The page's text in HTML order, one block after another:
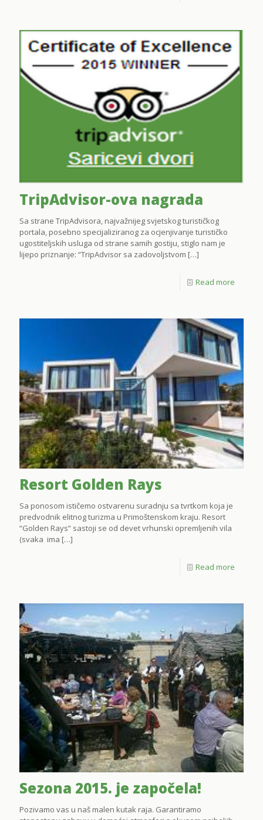
TripAdvisor-ova nagrada
Sa strane TripAdvisora, najvažnijeg svjetskog turističkog
portala, posebno specijaliziranog za ocjenjivanje turističko
ugostiteljskih usluga od strane samih gostiju, stiglo nam je
lijepo priznanje: “TripAdvisor sa zadovoljstvom […]
Read more
Resort Golden Rays
Sa ponosom ističemo ostvarenu suradnju sa tvrtkom koja je
predvodnik elitnog turizma u Primoštenskom kraju. Resort
“Golden Rays” sastoji se od devet vrhunski opremljenih vila
(svaka ima […]
Read more
Sezona 2015. je započela!
Pozivamo vas u naš malen kutak raja. Garantiramo